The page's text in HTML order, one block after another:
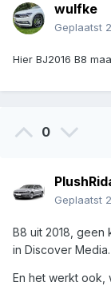
wulfke
Geplaatst
Hier BJ2016 B8
0
Geplaatst
B8 uit 2018,
in Discover Media.
En het werkt ook,